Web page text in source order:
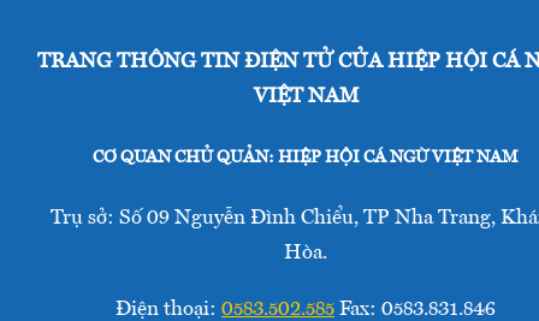
TRANG THÔNG TIN ĐIỆN TỬ CỦA HIỆP HỘI CÁ
VIỆT NAM
CƠ QUAN CHỦ QUẢN: HIỆP HỘI CÁ NGỪ VIỆT NAM
Trụ sở: Số 09 Nguyễn Đình Chiểu, TP Nha Trang,
Hòa.
Điện thoại: 0583.502.585 Fax: 0583.831.846